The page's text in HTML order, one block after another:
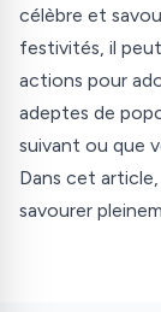
célèbre et
festivités, il
actions pour
adeptes de
suivant ou que
Dans cet
savourer